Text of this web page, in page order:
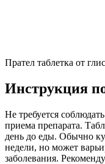
Прател таблетка от
Инструкция
Не требуется
приема препарата.
день до еды. Обычно
недели, но может
заболевания.